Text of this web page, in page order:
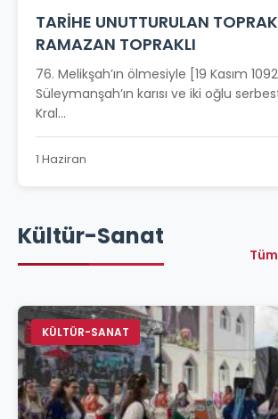
TARİHE UNUTTURULAN
RAMAZAN TOPRAKLI
76. Melikşah’ın ölmesiyle [19 Kasım 1092]
Süleymanşah’ın karısı ve iki oğlu
Kral...
1 Haziran
Kültür-Sanat
KÜLTÜR-SANAT